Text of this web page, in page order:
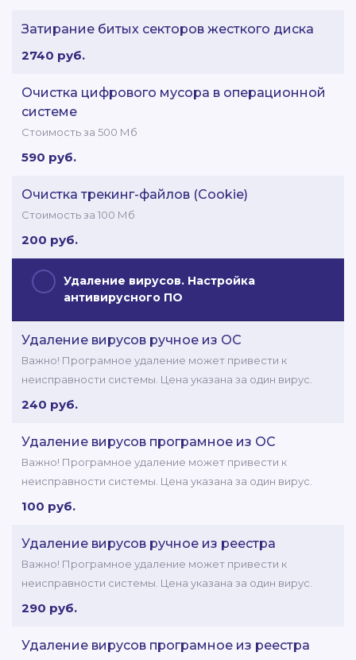
Затирание битых секторов жесткого диска
2740 руб.
Очистка цифрового мусора в операционной
системе
Стоимость за 500 Мб
590 руб.
Очистка трекинг-файлов (Cookie)
Стоимость за 100 Мб
200 руб.
Удаление вирусов. Настройка
антивирусного ПО
Удаление вирусов ручное из ОС
Важно! Програмное удаление может привести к
неисправности системы. Цена указана за один вирус.
240 руб.
Удаление вирусов програмное из ОС
Важно! Програмное удаление может привести к
неисправности системы. Цена указана за один вирус.
100 руб.
Удаление вирусов ручное из реестра
Важно! Програмное удаление может привести к
неисправности системы. Цена указана за один вирус.
290 руб.
Удаление вирусов програмное из реестра